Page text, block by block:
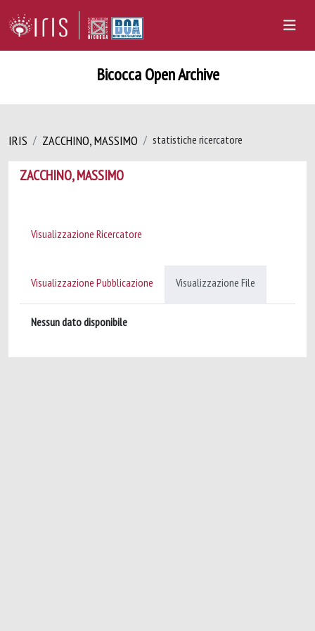
Bicocca Open Archive
IRIS ZACCHINO, MASSIMO statistiche ricercatore
ZACCHINO, MASSIMO
Visualizzazione Ricercatore
Visualizzazione Pubblicazione Visualizzazione File
Nessun dato disponibile